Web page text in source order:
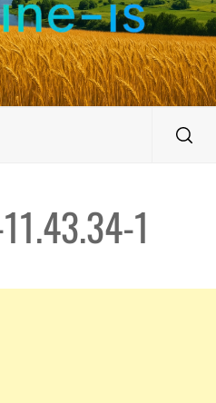
1